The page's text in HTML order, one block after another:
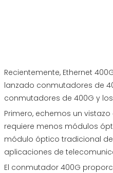
Recientemente, Ethernet
lanzado conmutadores de
conmutadores de 400G y
Primero, echemos un
requiere menos módulos
módulo óptico tradicional
aplicaciones de
El conmutador 400G